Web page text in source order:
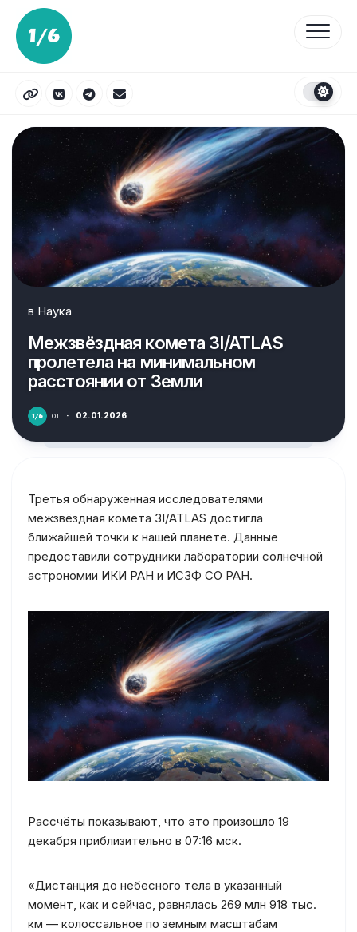
Перейти
содержанию
в Наука
Межзвёздная комета 3I/ATLAS
пролетела на минимальном
расстоянии от Земли
от · 02.01.2026
Третья обнаруженная исследователями
межзвёздная комета 3I/ATLAS достигла
ближайшей точки к нашей планете. Данные
предоставили сотрудники лаборатории солнечной
астрономии ИКИ РАН и ИСЗФ СО РАН.
Рассчёты показывают, что это произошло 19
декабря приблизительно в 07:16 мск.
«Дистанция до небесного тела в указанный
момент, как и сейчас, равнялась 269 млн 918 тыс.
км — колоссальное по земным масштабам